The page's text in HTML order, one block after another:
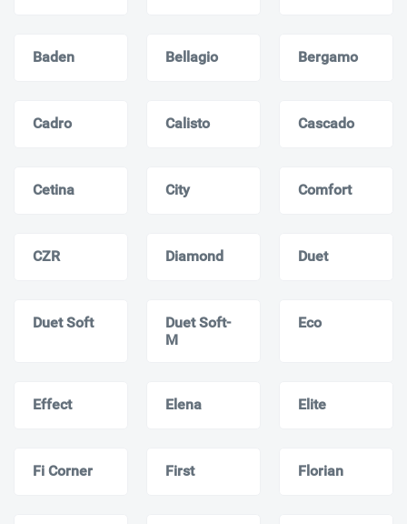
Baden Bellagio Bergamo
Cadro Calisto Cascado
Cetina City Comfort
CZR Diamond Duet
Duet Soft
Duet Soft-
M
Eco
Effect Elena Elite
Fi Corner First Florian